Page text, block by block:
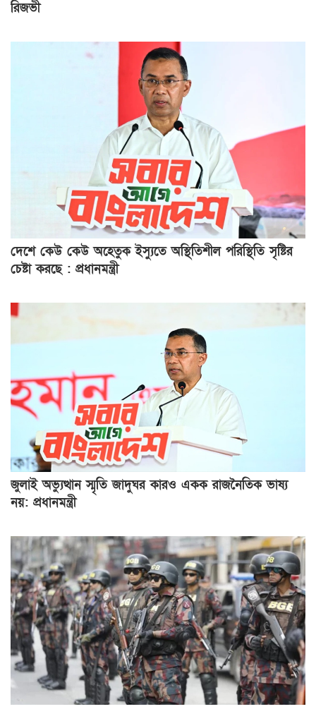
রিজভী
দেশে কেউ কেউ অহেতুক ইস্যুতে অস্থিতিশীল পরিস্থিতি সৃষ্টির
চেষ্টা করছে : প্রধানমন্ত্রী
জুলাই অভ্যুত্থান স্মৃতি জাদুঘর কারও একক রাজনৈতিক ভাষ্য
নয়: প্রধানমন্ত্রী